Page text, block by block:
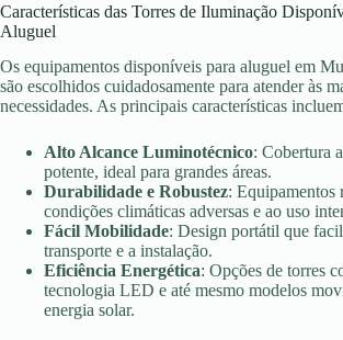
Características das Torres de Iluminação
Aluguel
Os equipamentos disponíveis para aluguel em
são escolhidos cuidadosamente para atender às
necessidades. As principais características
Alto Alcance Luminotécnico: Cobertura
potente, ideal para grandes áreas.
Durabilidade e Robustez: Equipamentos
condições climáticas adversas e ao uso
Fácil Mobilidade: Design portátil que
transporte e a instalação.
Eficiência Energética: Opções de torres
tecnologia LED e até mesmo modelos
energia solar.